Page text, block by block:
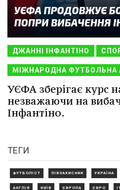
ДЖАННІ ІНФАНТІНО
МІЖНАРОДНА ФУТБОЛЬНА
УЄФА зберігає курс
незважаючи на
Інфантіно.
ТЕГИ
ФУТБОЛІСТ ПІВЗАХИСНИК УКРАЇНА
АНГЛІЯ КИЇВ ЄВРОПА ЄВРО